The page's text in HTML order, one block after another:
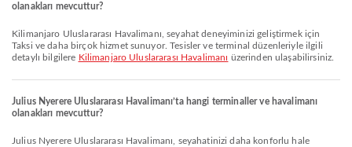
olanakları mevcuttur?
Kilimanjaro Uluslararası Havalimanı, seyahat deneyiminizi geliştirmek için
Taksi ve daha birçok hizmet sunuyor. Tesisler ve terminal düzenleriyle ilgili
detaylı bilgilere Kilimanjaro Uluslararası Havalimanı üzerinden ulaşabilirsiniz.
Julius Nyerere Uluslararası Havalimanı’ta hangi terminaller ve havalimanı
olanakları mevcuttur?
Julius Nyerere Uluslararası Havalimanı, seyahatinizi daha konforlu hale